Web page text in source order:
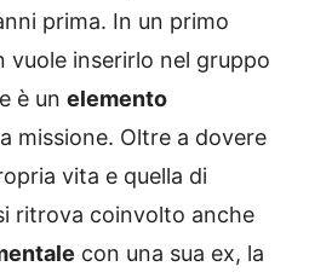
prima. In un primo
vuole inserirlo nel gruppo
è un elemento
missione. Oltre a dovere
vita e quella di
ritrova coinvolto anche
con una sua ex, la